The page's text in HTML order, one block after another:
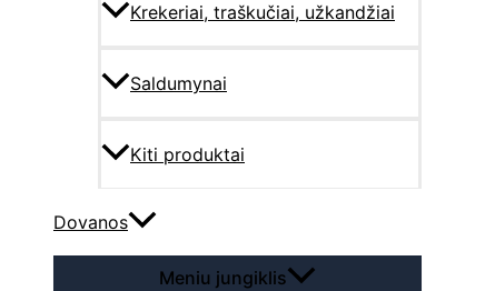
Krekeriai, traškučiai, užkandžiai
Saldumynai
Kiti produktai
Dovanos
Meniu jungiklis